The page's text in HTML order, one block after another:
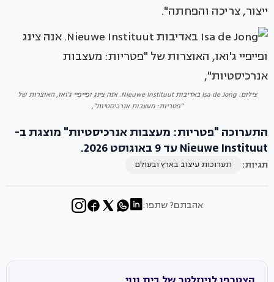
ייצור, צריכה והפחתה".
צילום: Isa de Jong באדיבות Nieuwe Instituut. אנה צינג ופייפיי ג'ואו, האוצרות של
"פטריות: מעצבות אנרכיסטיות",
התערוכה "פטריות: מעצבות אנרכיסטיות" מוצגת ב-
Nieuwe Instituut עד 9 באוגוסט 2026.
תגיות: תערוכות עיצוב בארץ ובעולם
אהבתם? שתפו: